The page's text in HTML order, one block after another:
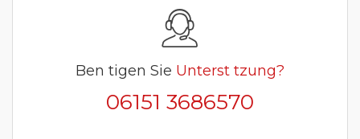
Ben tigen Sie Unterst tzung?
06151 3686570